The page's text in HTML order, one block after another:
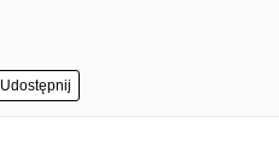
Udostępnij